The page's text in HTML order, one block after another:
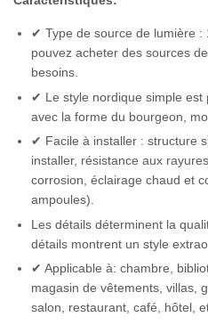
✔ Type de source de lumière :
pouvez acheter des sources
besoins.
✔ Le style nordique simple est
avec la forme du bourgeon,
✔ Facile à installer : structure
installer, résistance aux
corrosion, éclairage chaud et
ampoules).
Les détails déterminent la
détails montrent un style
✔ Applicable à: chambre,
magasin de vêtements, villas,
salon, restaurant, café, hôtel,